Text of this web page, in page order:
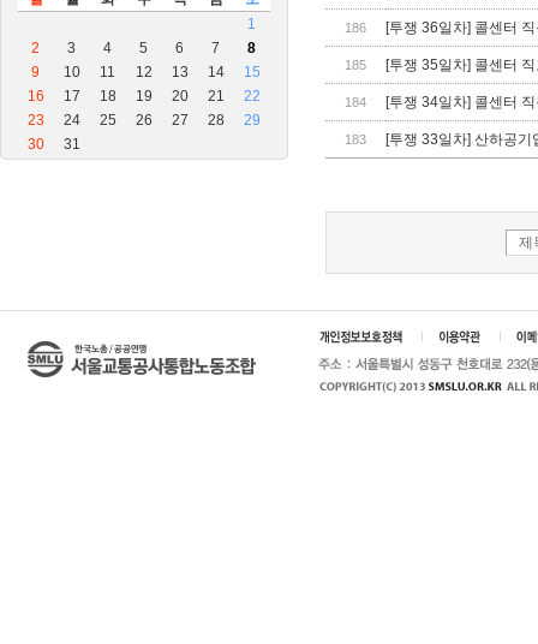
186 [투쟁 36일차] 콜센터
185 [투쟁 35일차] 콜센터
184 [투쟁 34일차] 콜센터
183 [투쟁 33일차] 산하공
제